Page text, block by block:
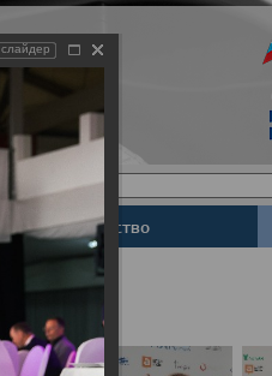
Законодательство
слайдер